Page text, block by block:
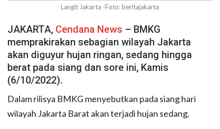
Langit Jakarta -Foto: beritajakarta
JAKARTA, Cendana News – BMKG
memprakirakan sebagian wilayah Jakarta
akan diguyur hujan ringan, sedang hingga
berat pada siang dan sore ini, Kamis
(6/10/2022).
Dalam rilisya BMKG menyebutkan pada siang hari
wilayah Jakarta Barat akan terjadi hujan sedang.